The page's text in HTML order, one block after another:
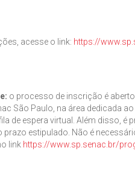
acesse o link: https://
o processo de inscrição é
São Paulo, na área dedicada
de espera virtual. Além disso,
prazo estipulado. Não é
link https://www.sp.senac.br/